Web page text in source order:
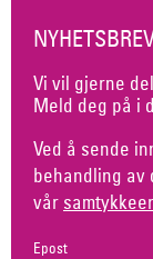
Vi vil gjerne
Meld deg på i
Ved å sende
behandling av
vår
Epost